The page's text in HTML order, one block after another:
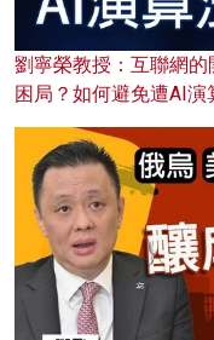
劉寧榮教授：互聯網
困局？如何避免遭AI演